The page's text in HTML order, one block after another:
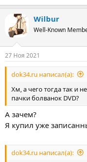
Wilbur
Well-Known
27 Ноя 2021
dok34.ru написал(а):
Хм, а чего тогда так и
пачки болванок DVD?
А зачем?
Я купил уже
dok34.ru написал(а):